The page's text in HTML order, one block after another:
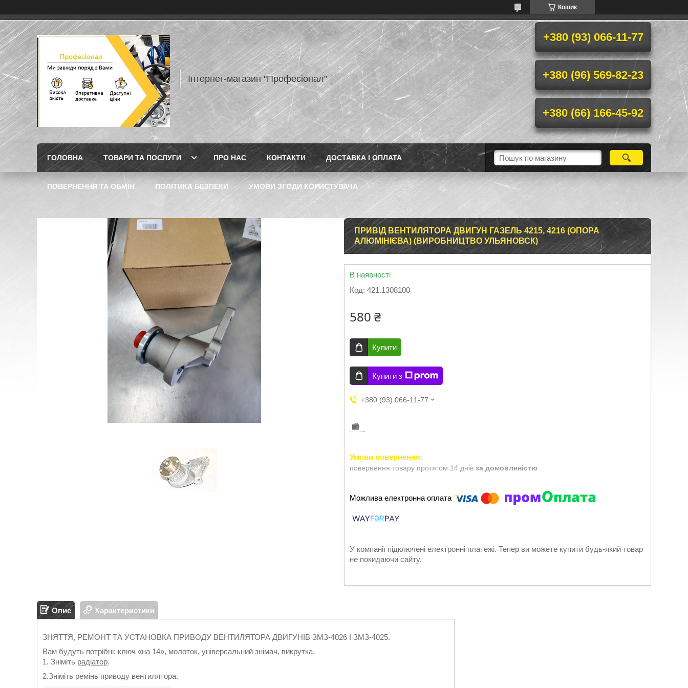
Кошик
Інтернет-магазин "Професіонал"
+380 (93) 066-11-77
+380 (96) 569-82-23
+380 (66) 166-45-92
ГОЛОВНА ТОВАРИ ТА ПОСЛУГИ ПРО НАС КОНТАКТИ ДОСТАВКА І ОПЛАТА
ПОВЕРНЕННЯ ТА ОБМІН ПОЛІТИКА БЕЗПЕКИ УМОВИ ЗГОДИ КОРИСТУВАЧА
ПРИВІД ВЕНТИЛЯТОРА ДВИГУН ГАЗЕЛЬ 4215, 4216 (ОПОРА
АЛЮМІНІЄВА) (ВИРОБНИЦТВО УЛЬЯНОВСК)
В наявності
Код: 421.1308100
580 ₴
Купити
Купити з
+380 (93) 066-11-77
повернення товару протягом 14 днів за домовленістю
У компанії підключені електронні платежі. Тепер ви можете купити будь-який товар
не покидаючи сайту.
Опис Характеристики
ЗНЯТТЯ, РЕМОНТ ТА УСТАНОВКА ПРИВОДУ ВЕНТИЛЯТОРА ДВИГУНІВ ЗМЗ-4026 І ЗМЗ-4025.
Вам будуть потрібні: ключ «на 14», молоток, універсальний знімач, викрутка.
1. Зніміть радіатор.
2.Зніміть ремінь приводу вентилятора.